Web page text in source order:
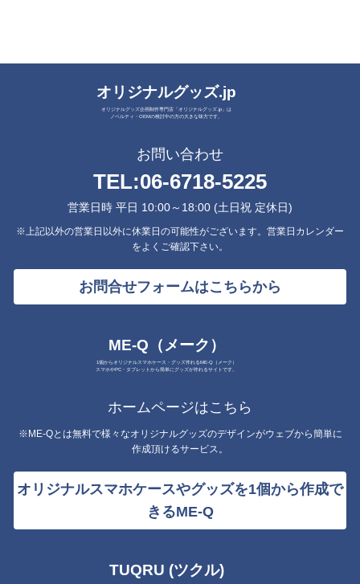
オリジナルグッズ.jp
オリジナルグッズ企画制作専門店「オリジナルグッズ.jp」は
ノベルティ・OEMの検討中の方の大きな味方です。
お問い合わせ
TEL:06-6718-5225
営業日時 平日 10:00～18:00 (土日祝 定休日)
※上記以外の営業日以外に休業日の可能性がございます。営業日カレンダー
をよくご確認下さい。
お問合せフォームはこちらから
ME-Q（メーク）
1個からオリジナルスマホケース・グッズ作れるME-Q（メーク）
スマホやPC・タブレットから簡単にグッズが作れるサイトです。
ホームページはこちら
※ME-Qとは無料で様々なオリジナルグッズのデザインがウェブから簡単に
作成頂けるサービス。
オリジナルスマホケースやグッズを1個から作成で
きるME-Q
TUQRU (ツクル)